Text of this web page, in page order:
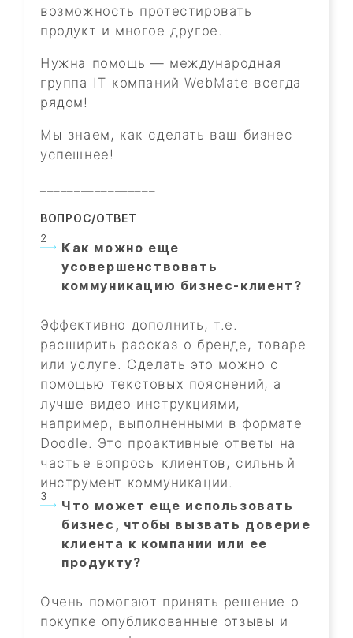
возможность протестировать
продукт и многое другое.
Нужна помощь — международная
группа IT компаний WebMate всегда
рядом!
Мы знаем, как сделать ваш бизнес
успешнее!
ВОПРОС/ОТВЕТ
Как можно еще
усовершенствовать
коммуникацию бизнес-клиент?
Эффективно дополнить, т.е.
расширить рассказ о бренде, товаре
или услуге. Сделать это можно с
помощью текстовых пояснений, а
лучше видео инструкциями,
например, выполненными в формате
Doodle. Это проактивные ответы на
частые вопросы клиентов, сильный
инструмент коммуникации.
Что может еще использовать
бизнес, чтобы вызвать доверие
клиента к компании или ее
продукту?
Очень помогают принять решение о
покупке опубликованные отзывы и